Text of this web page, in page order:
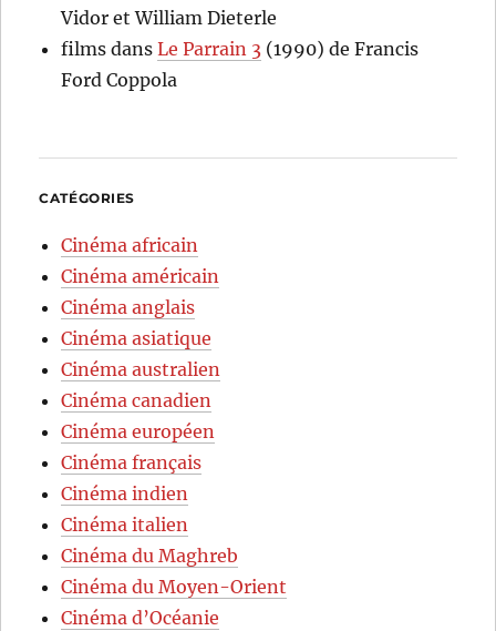
Vidor et William Dieterle
films dansLe Parrain 3 (1990) de Francis
Ford Coppola
CATÉGORIES
Cinéma africain
Cinéma américain
Cinéma anglais
Cinéma asiatique
Cinéma australien
Cinéma canadien
Cinéma européen
Cinéma français
Cinéma indien
Cinéma italien
Cinéma du Maghreb
Cinéma du Moyen-Orient
Cinéma d’Océanie